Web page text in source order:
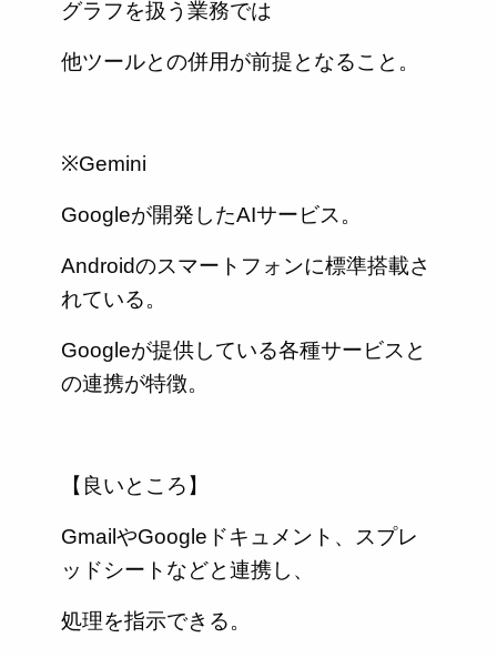
グラフを扱う業務では
他ツールとの併用が前提となること。
※Gemini
Googleが開発したAIサービス。
Androidのスマートフォンに標準搭載さ
れている。
Googleが提供している各種サービスと
の連携が特徴。
【良いところ】
GmailやGoogleドキュメント、スプレ
ッドシートなどと連携し、
処理を指示できる。